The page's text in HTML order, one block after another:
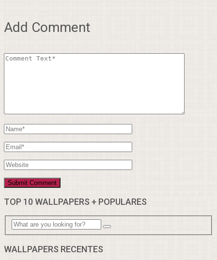
Add Comment
TOP 10 WALLPAPERS + POPULARES
WALLPAPERS RECENTES